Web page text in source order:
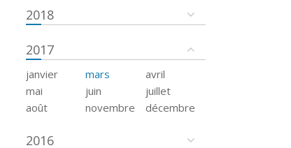
2018
2017
janvier mars
avril
mai
juin
juillet
août
novembre décembre
2016